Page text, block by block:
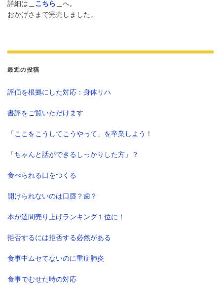
詳細は こちら
へ。
おかげさまで完売しました。
最近の投稿
評価を根拠にした対応：身体リハ
書評をご覧いただけます
「ここをこうしてこうやって」を卒業しよう！
「ちゃんと話ができるしっかりした方」？
食べられる口をつくる
開けられないのは口唇？歯？
本が週間売り上げランキング１位に！
拒否するには拒否する必然がある
食事中ムセてないのに重症肺炎
食事でむせた時の対応